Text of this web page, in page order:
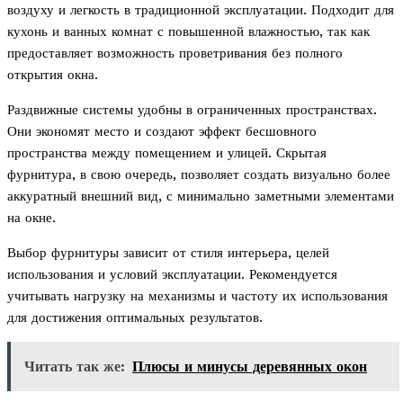
воздуху и легкость в традиционной эксплуатации. Подходит для
кухонь и ванных комнат с повышенной влажностью, так как
предоставляет возможность проветривания без полного
открытия окна.
Раздвижные системы удобны в ограниченных пространствах.
Они экономят место и создают эффект бесшовного
пространства между помещением и улицей. Скрытая
фурнитура, в свою очередь, позволяет создать визуально более
аккуратный внешний вид, с минимально заметными элементами
на окне.
Выбор фурнитуры зависит от стиля интерьера, целей
использования и условий эксплуатации. Рекомендуется
учитывать нагрузку на механизмы и частоту их использования
для достижения оптимальных результатов.
Читать так же: Плюсы и минусы деревянных окон